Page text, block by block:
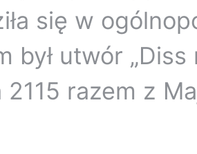
się w
był utwór
2115 razem z